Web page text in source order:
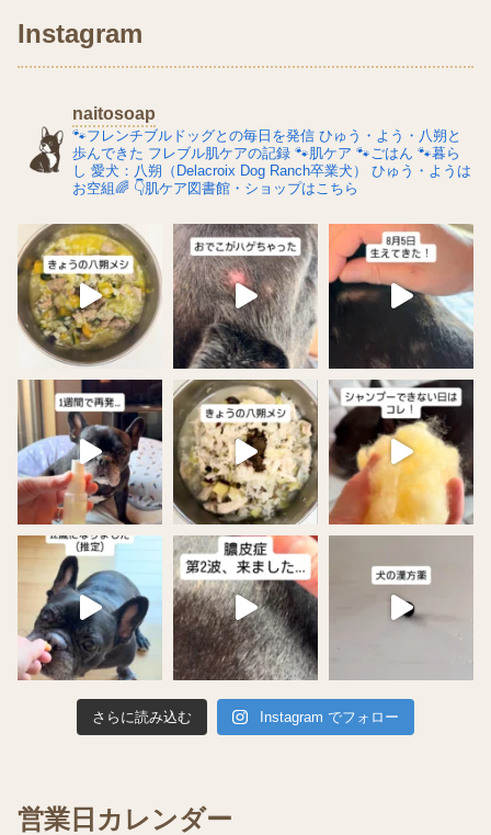
Instagram
naitosoap
🐾フレンチブルドッグとの毎日を発信 ひゅう・よう・八朔と
歩んできた フレブル肌ケアの記録 🐾肌ケア 🐾ごはん 🐾暮ら
し 愛犬：八朔（Delacroix Dog Ranch卒業犬）
ひゅう・ようは
お空組🌈 👇肌ケア図書館・ショップはこちら
さらに読み込む Instagram でフォロー
営業日カレンダー